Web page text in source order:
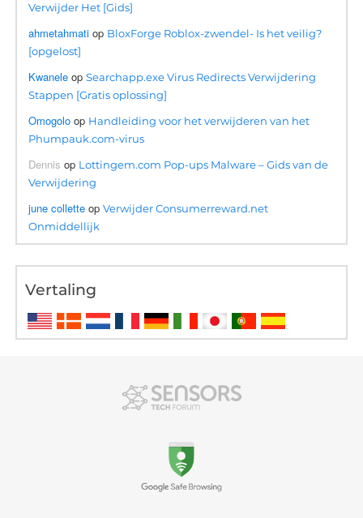
Verwijder Het [Gids]
ahmetahmati op BloxForge Roblox-zwendel- Is het veilig?
[opgelost]
Kwanele opSearchapp.exe Virus Redirects Verwijdering
Stappen [Gratis oplossing]
Omogolo op Handleiding voor het verwijderen van het
Phumpauk.com-virus
Dennis op Lottingem.com Pop-ups Malware – Gids van de
Verwijdering
june collette opVerwijder Consumerreward.net
Onmiddellijk
Vertaling